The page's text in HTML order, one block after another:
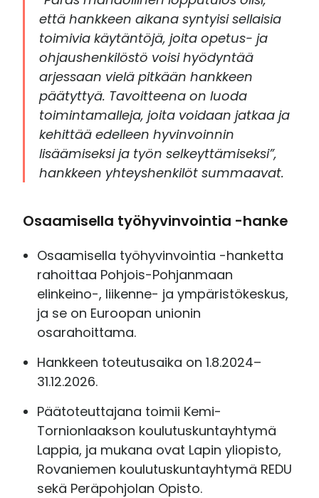
että hankkeen aikana syntyisi sellaisia
toimivia käytäntöjä, joita opetus- ja
ohjaushenkilöstö voisi hyödyntää
arjessaan vielä pitkään hankkeen
päätyttyä. Tavoitteena on luoda
toimintamalleja, joita voidaan jatkaa ja
kehittää edelleen hyvinvoinnin
lisäämiseksi ja työn selkeyttämiseksi”,
hankkeen yhteyshenkilöt summaavat.
Osaamisella työhyvinvointia -hanke
Osaamisella työhyvinvointia -hanketta
rahoittaa Pohjois-Pohjanmaan
elinkeino-, liikenne- ja ympäristökeskus,
ja se on Euroopan unionin
osarahoittama.
Hankkeen toteutusaika on 1.8.2024–
31.12.2026.
Päätoteuttajana toimii Kemi-
Tornionlaakson koulutuskuntayhtymä
Lappia, ja mukana ovat Lapin yliopisto,
Rovaniemen koulutuskuntayhtymä REDU
sekä Peräpohjolan Opisto.